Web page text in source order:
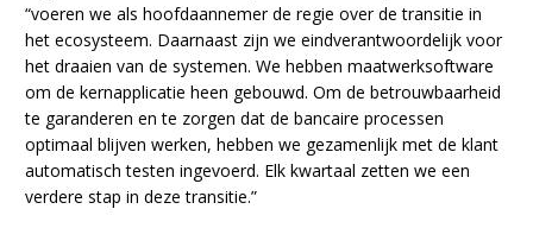
“voeren we als hoofdaannemer de regie over de transitie in
het ecosysteem. Daarnaast zijn we eindverantwoordelijk voor
het draaien van de systemen. We hebben maatwerksoftware
om de kernapplicatie heen gebouwd. Om de betrouwbaarheid
te garanderen en te zorgen dat de bancaire processen
optimaal blijven werken, hebben we gezamenlijk met de klant
automatisch testen ingevoerd. Elk kwartaal zetten we een
verdere stap in deze transitie.”